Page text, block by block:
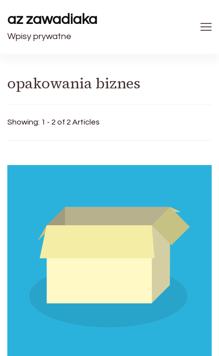
az zawadiaka
Wpisy prywatne
opakowania biznes
Showing: 1 - 2 of 2 Articles